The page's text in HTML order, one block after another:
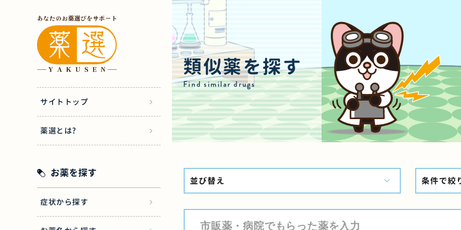
サイトトップ
薬選とは?
お薬を探す
症状から探す
類似薬を探す
Find similar drugs
並び替え 条件で絞